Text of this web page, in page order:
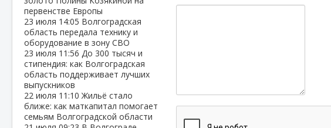
первенстве Европы
23 июля 14:05 Волгоградская
область передала технику и
оборудование в зону СВО
23 июля 11:56 До 300 тысяч и
стипендия: как Волгоградская
область поддерживает лучших
выпускников
22 июля 11:10Жильё стало
ближе: как маткапитал помогает
семьям Волгоградской области